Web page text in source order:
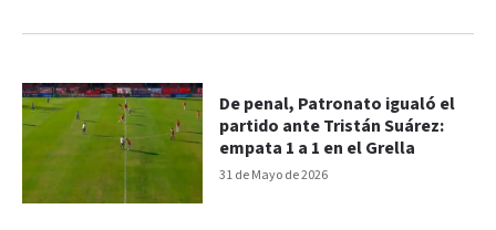
31 de Mayo de 2026
De penal, Patronato igualó el
partido ante Tristán Suárez:
empata 1 a 1 en el Grella